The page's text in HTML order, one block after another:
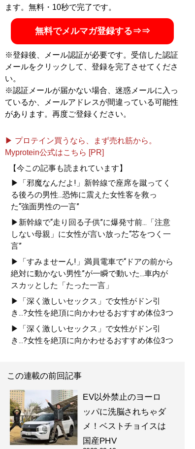
ます。無料・10秒で完了です。
無料でメルマガ登録する⇒⇒
※登録後、メール認証が必要です。受信した認証
メールをクリックして、登録を完了させてくださ
い。
※認証メールが届かない場合、迷惑メールに入っ
ているか、メールアドレスが間違っている可能性
があります。再度ご登録ください。
▶ プロテイン買うなら、まず売れ筋から。
Myprotein公式はこちら [PR]
【今この記事も読まれています】
▶「邪魔なんだよ!」新幹線で座席を蹴ってく
る後ろの男性...恐怖に震えた女性客を救っ
た“強面男性の一言”
▶新幹線で“走り回る子供”に爆発寸前...「注意
しない母親」に女性が言い放った“芯をつく一
言”
▶「すみませーん!」満員電車で“ドアの前から
絶対に動かない男性”が一瞬で動いた...車内が
スカッとした「たった一言」
▶「深く激しいセックス」で女性がドン引
き...?女性を絶頂に向かわせるおすすめ体位3つ
▶「深く激しいセックス」で女性がドン引
き...?女性を絶頂に向かわせるおすすめ体位3つ
この連載の前回記事
EV以外禁止のヨーロ
ッパに洗脳されちゃダ
メ！ベストチョイスは
国産PHV